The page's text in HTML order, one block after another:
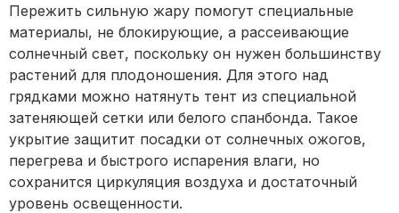
Пережить сильную жару помогут специальные
материалы, не блокирующие, а рассеивающие
солнечный свет, поскольку он нужен большинству
растений для плодоношения. Для этого над
грядками можно натянуть тент из специальной
затеняющей сетки или белого спанбонда. Такое
укрытие защитит посадки от солнечных ожогов,
перегрева и быстрого испарения влаги, но
сохранится циркуляция воздуха и достаточный
уровень освещенности.